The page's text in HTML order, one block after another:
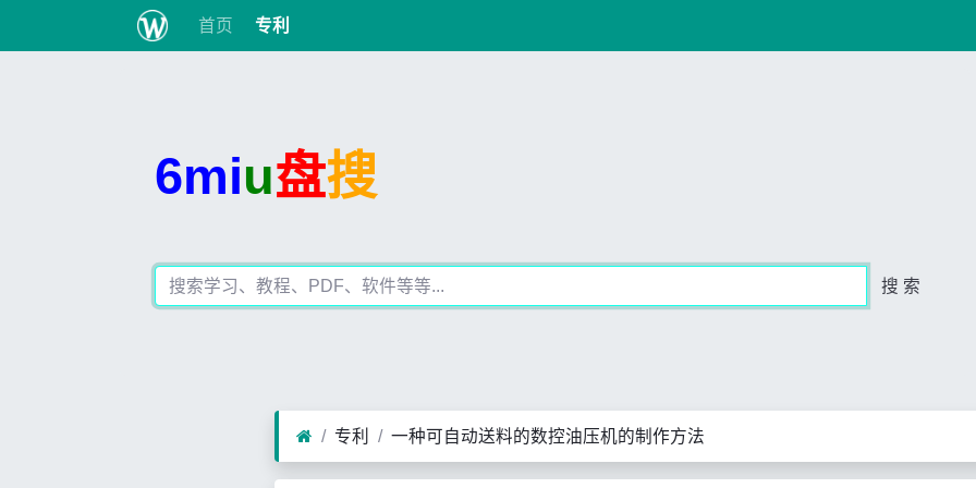
首页 专利
6miu盘搜
搜 索
专利 一种可自动送料的数控油压机的制作方法